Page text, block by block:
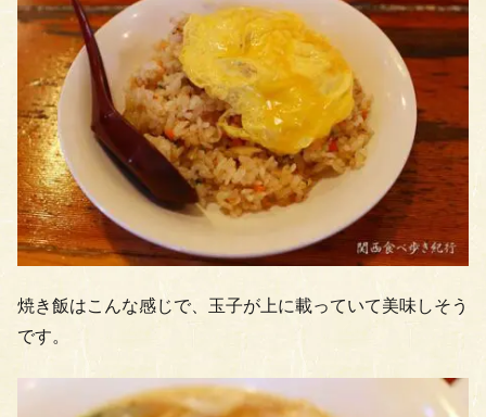
焼き飯はこんな感じで、玉子が上に載っていて美味しそう
です。